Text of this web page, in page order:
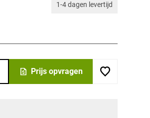
1-4 dagen levertijd
request_quote Prijs opvragen